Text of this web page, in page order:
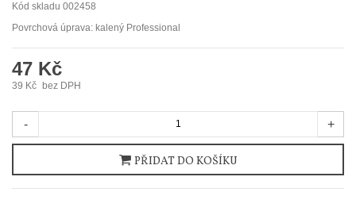
Kód skladu 002458
Povrchová úprava: kalený Professional
47 Kč
39 Kč bez DPH
- +
PŘIDAT DO KOŠÍKU